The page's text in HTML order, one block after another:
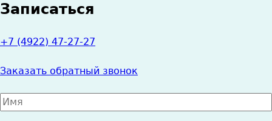
Записаться
+7 (4922) 47-27-27
Заказать обратный звонок
Имя
*